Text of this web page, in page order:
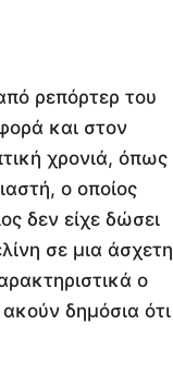
ρεπόρτερ του
και στον
χρονιά, όπως
ο οποίος
δεν είχε δώσει
σε μια άσχετη
ο
δημόσια ότι